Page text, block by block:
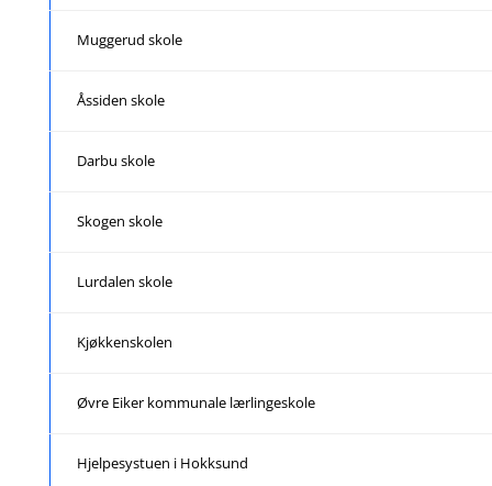
Muggerud skole
Åssiden skole
Darbu skole
Skogen skole
Lurdalen skole
Kjøkkenskolen
Øvre Eiker kommunale lærlingeskole
Hjelpesystuen i Hokksund